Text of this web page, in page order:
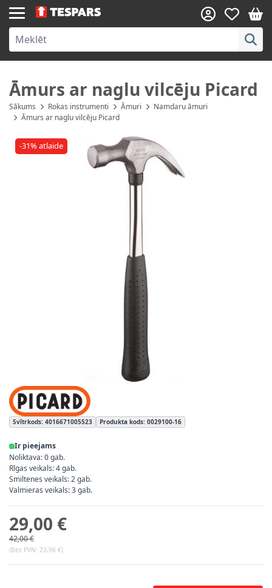
Skip to Content
Āmurs ar naglu vilcēju Picard
Sākums Rokas instrumenti Āmuri
Namdaru āmuri
Āmurs ar naglu vilcēju Picard
-31% atlaide
Svītrkods: 4016671005523 Produkta kods: 0029100-16
Ir pieejams
Noliktava: 0 gab.
Rīgas veikals: 4 gab.
Smiltenes veikals: 2 gab.
Valmieras veikals: 3 gab.
29,00 €
42,00 €
(Bez PVN: 23,96 €)